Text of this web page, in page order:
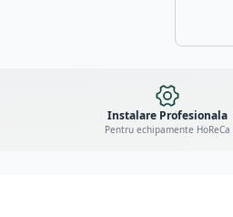
Instalare Profesionala
Pentru echipamente HoReCa